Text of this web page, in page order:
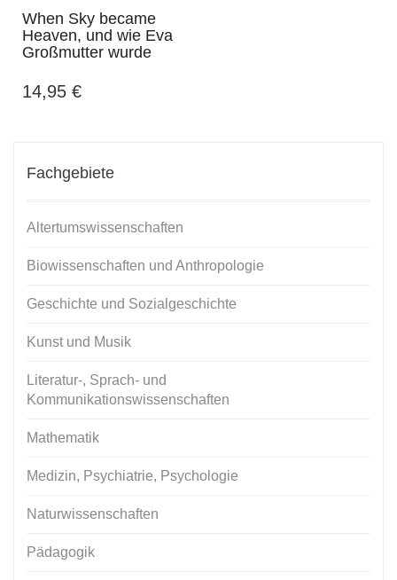
When Sky became
Heaven, und wie Eva
Großmutter wurde
14,95 €
Fachgebiete
Altertumswissenschaften
Biowissenschaften und Anthropologie
Geschichte und Sozialgeschichte
Kunst und Musik
Literatur-, Sprach- und
Kommunikationswissenschaften
Mathematik
Medizin, Psychiatrie, Psychologie
Naturwissenschaften
Pädagogik